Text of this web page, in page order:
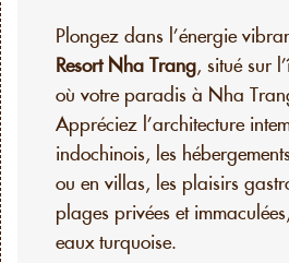
Plongez dans l’énergie
Resort Nha Trang, situé sur
où votre paradis à Nha
Appréciez l’architecture
indochinois, les
ou en villas, les plaisirs
plages privées et
eaux turquoise.